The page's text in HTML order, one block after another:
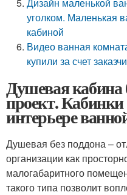
уголком. Маленькая
кабиной
Видео ванная
купили за счет
Душевая кабина
проект. Кабинки
интерьере
Душевая без поддона –
организации как
малогабаритного
такого типа позволит